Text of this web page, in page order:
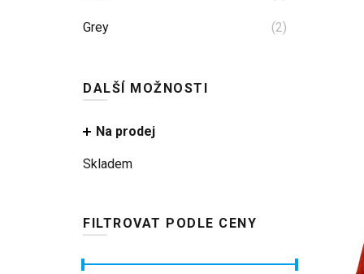
Grey (2)
Malibu Blue
Marled Blue
Navy Blue
Orange
Pea Green (1)
DALŠÍ MOŽNOSTI
Na prodej
Skladem
FILTROVAT PODLE CENY